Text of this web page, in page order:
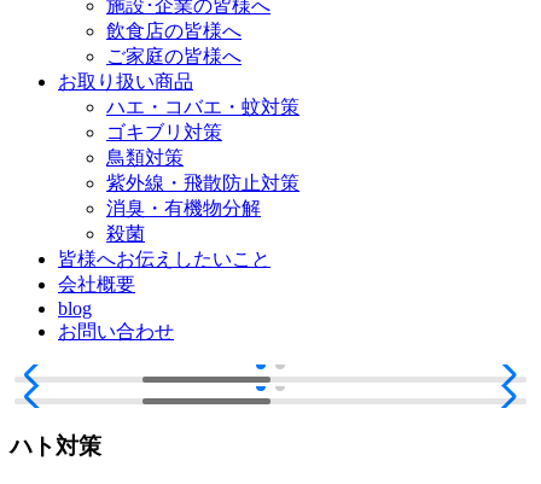
施設･企業の皆様へ
飲食店の皆様へ
ご家庭の皆様へ
お取り扱い商品
ハエ・コバエ・蚊対策
ゴキブリ対策
鳥類対策
紫外線・飛散防止対策
消臭・有機物分解
殺菌
皆様へお伝えしたいこと
会社概要
blog
お問い合わせ
ハト対策